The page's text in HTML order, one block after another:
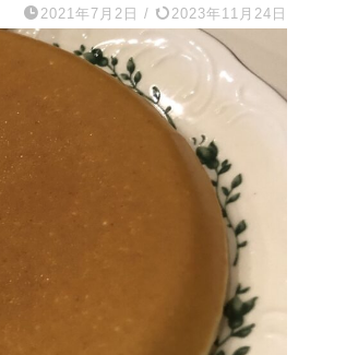
2021年7月2日 / 2023年11月24日